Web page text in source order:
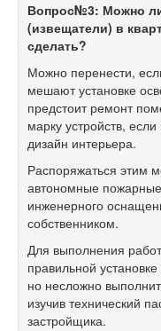
Вопрос№3: Можно ли
(извещатели) в
сделать?
Можно перенести,
мешают установке
предстоит ремонт
марку устройств,
дизайн интерьера.
Распоряжаться этим
автономные
инженерного
собственником.
Для выполнения
правильной
но несложно
изучив технический
застройщика.